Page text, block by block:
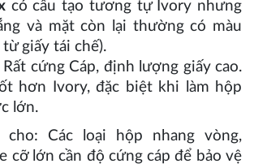
có cấu tạo tương tự Ivory nhưng
và mặt còn lại thường có màu
từ giấy tái chế).
cứng Cáp, định lượng giấy cao.
hơn Ivory, đặc biệt khi làm hộp
lớn.
cho: Các loại hộp nhang vòng,
cỡ lớn cần độ cứng cáp để bảo vệ